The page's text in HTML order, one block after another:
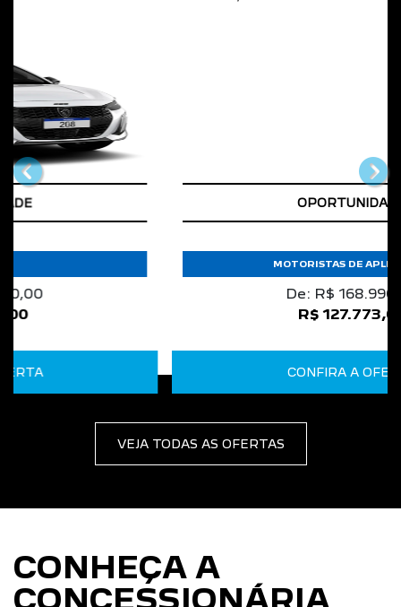
MOTORISTAS DE APLICATIVO
CONFIRA A OFERTA
templates.template-
VEJA TODAS AS OFERTAS
CONHEÇA A